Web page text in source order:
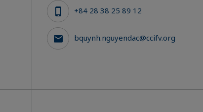
+84 28 38 25 89 12
bquynh.nguyendac@ccifv.org